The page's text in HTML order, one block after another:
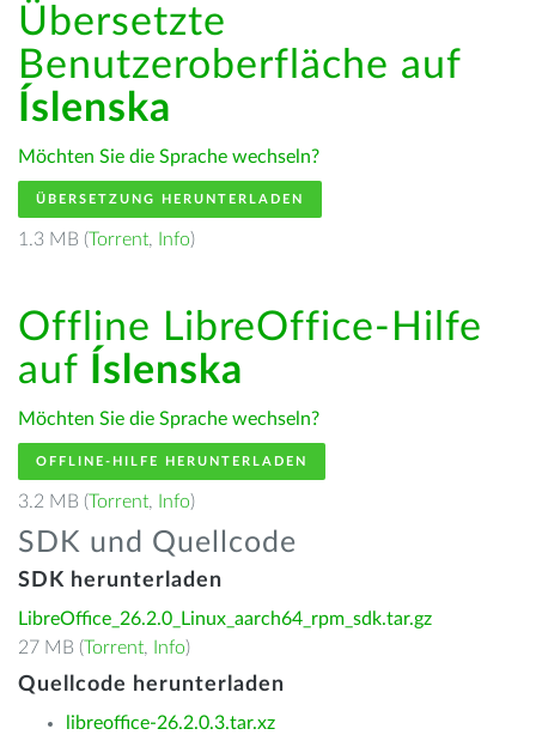
Übersetzte
Benutzeroberfläche auf
Íslenska
Möchten Sie die Sprache wechseln?
ÜBERSETZUNG HERUNTERLADEN
1.3 MB (Torrent, Info)
Offline LibreOffice-Hilfe
auf
Íslenska
Möchten Sie die Sprache wechseln?
OFFLINE-HILFE HERUNTERLADEN
3.2 MB (Torrent, Info)
SDK und Quellcode
SDK herunterladen
LibreOffice_26.2.0_Linux_aarch64_rpm_sdk.tar.gz
27 MB (Torrent, Info)
Quellcode herunterladen
libreoffice-26.2.0.3.tar.xz